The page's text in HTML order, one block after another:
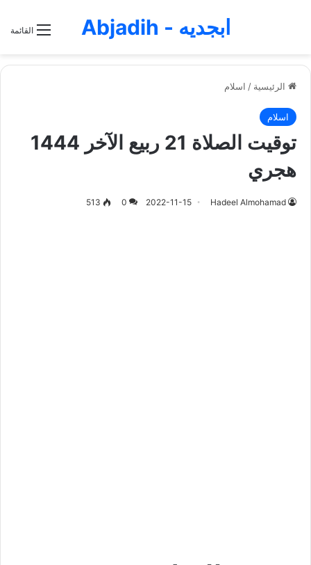
القائمة ابجديه - Abjadih
الرئيسية / اسلام
اسلام
توقيت الصلاة 21 ربيع الآخر 1444
هجري
Hadeel Almohamad
2022-11-15
0
513